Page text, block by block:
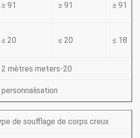
≥ 91 ≥ 91 ≥ 91
≤ 20 ≤ 20 ≤ 18
2 mètres meters-20
personnalisation
de soufflage de corps creux